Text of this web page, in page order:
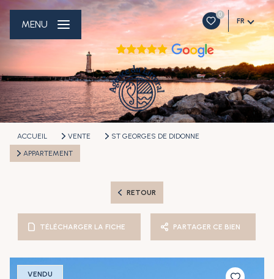
0
FR
MENU
ACCUEIL VENTE
ST GEORGES DE DIDONNE
APPARTEMENT
RETOUR
TÉLÉCHARGER LA FICHE PARTAGER CE BIEN
VENDU